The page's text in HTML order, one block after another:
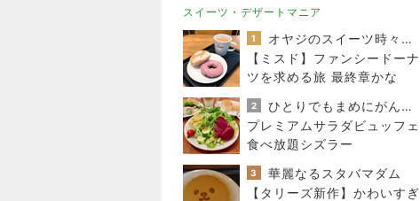
スイーツ・デザートマニア
1
オヤジのスイーツ時々ランニングブログ
【ミスド】ファンシードーナ
ツを求める旅 最終章かな
2
ひとりでもまめにがんばるブログ
プレミアムサラダビュッフェ
食べ放題シズラー
3
華麗なるスタバマダム
【タリーズ新作】かわいすぎ